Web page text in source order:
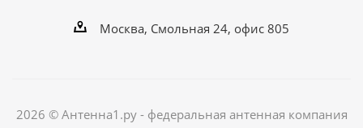
Москва, Смольная 24, офис 805
2026 © Антенна1.ру - федеральная антенная компания